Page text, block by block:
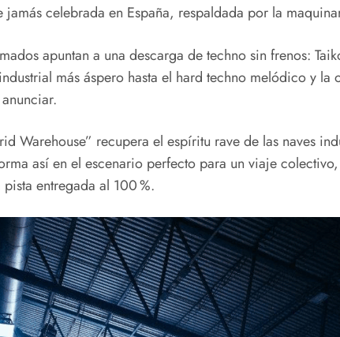
celebrada en España, respaldada por la
apuntan a una descarga de techno sin frenos:
más áspero hasta el hard techno melódico y
Warehouse” recupera el espíritu rave de las naves
así en el escenario perfecto para un viaje
entregada al 100 %.